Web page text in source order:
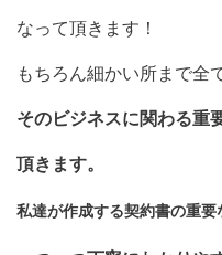
なって頂きます！
もちろん細かい所まで全
そのビジネスに関わる重
頂きます。
私達が作成する契約書の重